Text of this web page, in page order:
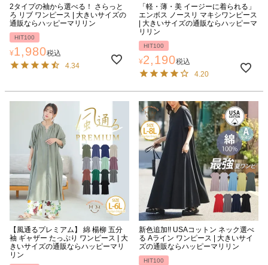
2タイプの袖から選べる！ さらっと
ろ リブ ワンピース | 大きいサイズの
通販ならハッピーマリリン
HIT100
¥1,980税込
4.34
「軽・薄・美 イージーに着られる」
エンボス ノースリ マキシワンピース
| 大きいサイズの通販ならハッピーマ
リリン
HIT100
¥2,190税込
4.20
【風通るプレミアム】 綿 楊柳 五分
袖 ギャザー たっぷり ワンピース | 大
きいサイズの通販ならハッピーマリ
リン
新色追加!! USAコットン ネック選べ
る Aライン ワンピース | 大きいサイ
ズの通販ならハッピーマリリン
HIT100